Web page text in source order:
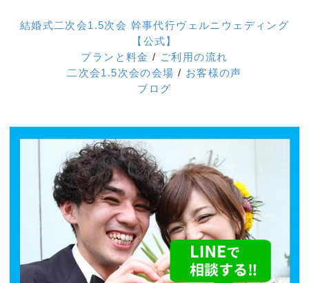
結婚式二次会1.5次会 幹事代行ヴェルニウェディング
【公式】
プランと料金 / ご利用の流れ
二次会1.5次会の会場 / お客様の声
ブログ